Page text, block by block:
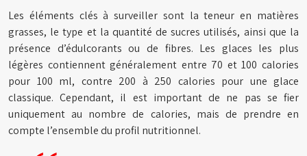
Les éléments clés à surveiller sont la teneur en matières
grasses, le type et la quantité de sucres utilisés, ainsi que la
présence d’édulcorants ou de fibres. Les glaces les plus
légères contiennent généralement entre 70 et 100 calories
pour 100 ml, contre 200 à 250 calories pour une glace
classique. Cependant, il est important de ne pas se fier
uniquement au nombre de calories, mais de prendre en
compte l’ensemble du profil nutritionnel.